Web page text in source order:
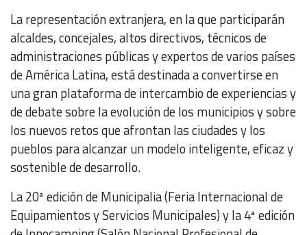
La representación extranjera, en la que participarán
alcaldes, concejales, altos directivos, técnicos de
administraciones públicas y expertos de varios países
de América Latina, está destinada a convertirse en
una gran plataforma de intercambio de experiencias y
de debate sobre la evolución de los municipios y sobre
los nuevos retos que afrontan las ciudades y los
pueblos para alcanzar un modelo inteligente, eficaz y
sostenible de desarrollo.
La 20ª edición de Municipalia (Feria Internacional de
Equipamientos y Servicios Municipales) y la 4ª edición